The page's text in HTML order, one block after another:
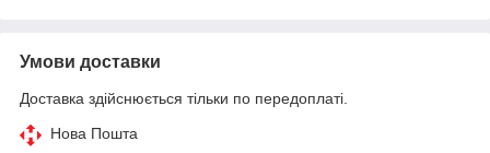
Умови доставки
Доставка здійснюється тільки по передоплаті.
Нова Пошта